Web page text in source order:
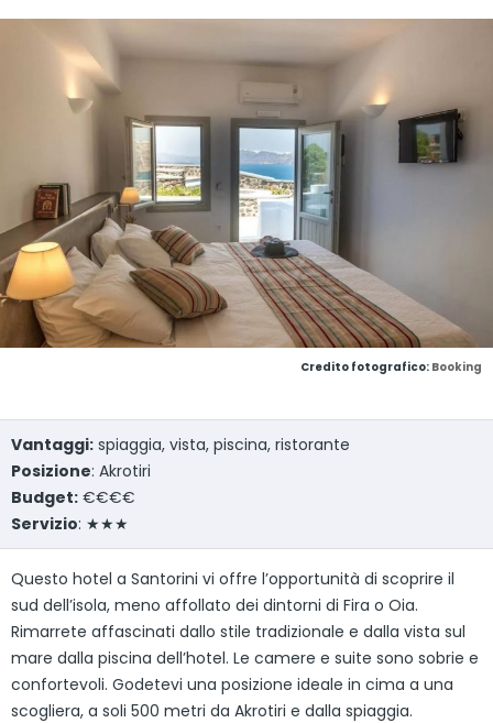
Credito fotografico: Booking
Vantaggi: spiaggia, vista, piscina, ristorante
Posizione: Akrotiri
Budget: €€€€
Servizio: ★★★
Questo hotel a Santorini vi offre l’opportunità di scoprire il
sud dell’isola, meno affollato dei dintorni di Fira o Oia.
Rimarrete affascinati dallo stile tradizionale e dalla vista sul
mare dalla piscina dell’hotel. Le camere e suite sono sobrie e
confortevoli. Godetevi una posizione ideale in cima a una
scogliera, a soli 500 metri da Akrotiri e dalla spiaggia.